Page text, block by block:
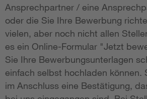
Ansprechpartner / eine
oder die Sie Ihre Bewerbung
vielen, aber noch nicht allen
es ein Online-Formular "Jetzt
Sie Ihre Bewerbungsunterlagen
einfach selbst hochladen können.
im Anschluss eine Bestätigung,